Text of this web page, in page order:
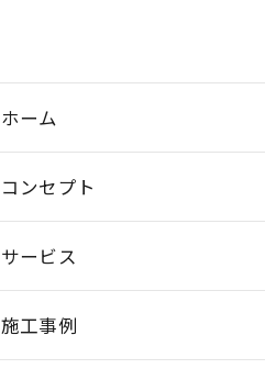
ホーム
コンセプト
サービス
施工事例